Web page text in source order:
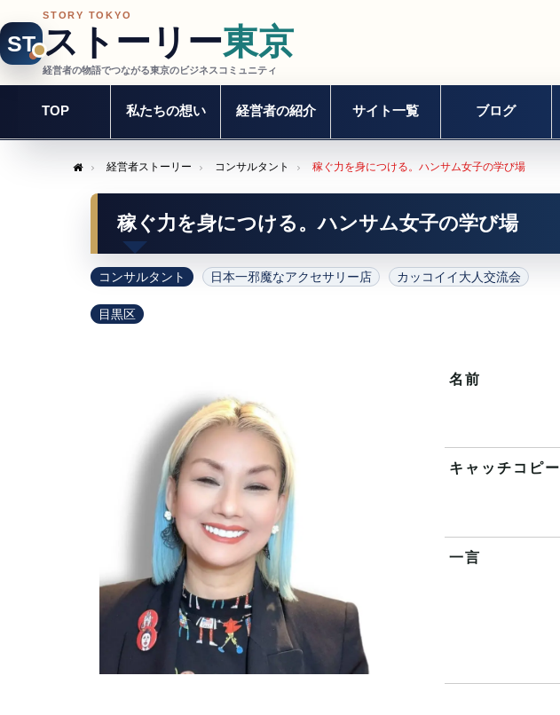
ST
STORY TOKYO
ストーリー東京
経営者の物語でつながる東京のビジネスコミュニティ
TOP 私たちの想い 経営者の紹介 サイト一覧 ブログ
経営者ストーリー コンサルタント 稼ぐ力を身につける。ハンサム女子の学び場
稼ぐ力を身につける。ハンサム女子の学び場
コンサルタント 日本一邪魔なアクセサリー店 カッコイイ大人交流会
目黒区
名前
キャッチコピー
一言